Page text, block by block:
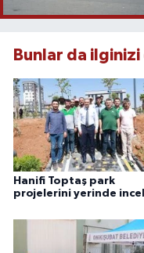
Bunlar da
Hanifi Toptaş park
projelerini yerinde